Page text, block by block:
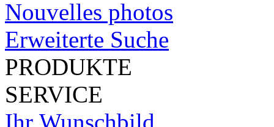
Nouvelles photos
Erweiterte Suche
PRODUKTE
SERVICE
Ihr Wunschbild